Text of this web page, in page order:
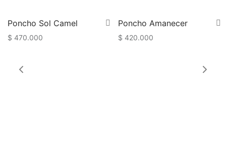
Poncho Sol Camel
$ 470.000
Poncho Amanecer
$ 420.000